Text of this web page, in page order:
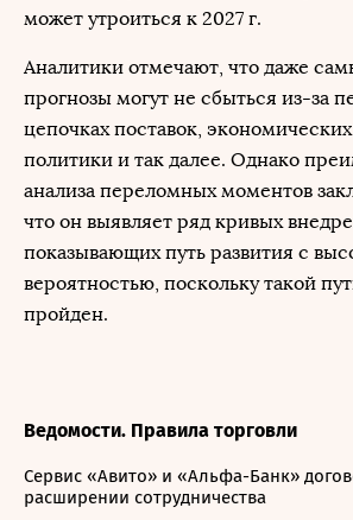
может утроиться к 2027 г.
Аналитики отмечают, что даже
прогнозы могут не сбыться из-за
цепочках поставок, экономических
политики и так далее. Однако
анализа переломных моментов
что он выявляет ряд кривых
показывающих путь развития с
вероятностью, поскольку такой
пройден.
Ведомости. Правила торговли
Сервис «Авито» и «Альфа-Банк»
расширении сотрудничества